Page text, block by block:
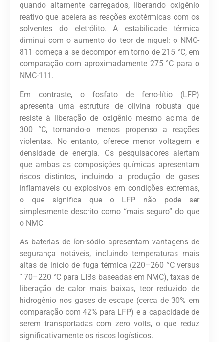
quando altamente carregados, liberando oxigênio
reativo que acelera as reações exotérmicas com os
solventes do eletrólito. A estabilidade térmica
diminui com o aumento do teor de níquel: o NMC-
811 começa a se decompor em torno de 215 °C, em
comparação com aproximadamente 275 °C para o
NMC-111.
Em contraste, o fosfato de ferro-lítio (LFP)
apresenta uma estrutura de olivina robusta que
resiste à liberação de oxigênio mesmo acima de
300 °C, tornando-o menos propenso a reações
violentas. No entanto, oferece menor voltagem e
densidade de energia. Os pesquisadores alertam
que ambas as composições químicas apresentam
riscos distintos, incluindo a produção de gases
inflamáveis ​​ou explosivos em condições extremas,
o que significa que o LFP não pode ser
simplesmente descrito como “mais seguro” do que
o NMC.
As baterias de íon-sódio apresentam vantagens de
segurança notáveis, incluindo temperaturas mais
altas de início de fuga térmica (220–260 °C versus
170–220 °C para LIBs baseadas em NMC), taxas de
liberação de calor mais baixas, teor reduzido de
hidrogênio nos gases de escape (cerca de 30% em
comparação com 42% para LFP) e a capacidade de
serem transportadas com zero volts, o que reduz
significativamente os riscos logísticos.